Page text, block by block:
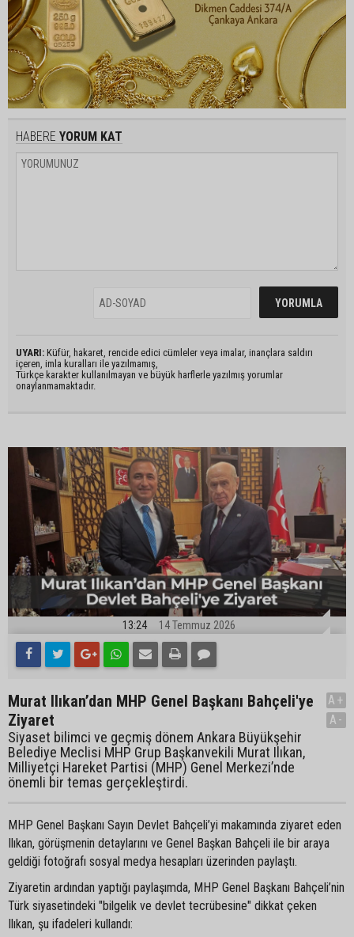
HABERE YORUM KAT
UYARI: Küfür, hakaret, rencide edici cümleler veya imalar, inançlara saldırı
içeren, imla kuralları ile yazılmamış,
Türkçe karakter kullanılmayan ve büyük harflerle yazılmış yorumlar
onaylanmamaktadır.
13:24 14 Temmuz 2026
Murat Ilıkan’dan MHP Genel Başkanı Bahçeli'ye
Ziyaret
Siyaset bilimci ve geçmiş dönem Ankara Büyükşehir
Belediye Meclisi MHP Grup Başkanvekili Murat Ilıkan,
Milliyetçi Hareket Partisi (MHP) Genel Merkezi’nde
önemli bir temas gerçekleştirdi.
A+
A-
MHP Genel Başkanı Sayın Devlet Bahçeli’yi makamında ziyaret eden
Ilıkan, görüşmenin detaylarını ve Genel Başkan Bahçeli ile bir araya
geldiği fotoğrafı sosyal medya hesapları üzerinden paylaştı.
Ziyaretin ardından yaptığı paylaşımda, MHP Genel Başkanı Bahçeli’nin
Türk siyasetindeki "bilgelik ve devlet tecrübesine" dikkat çeken
Ilıkan, şu ifadeleri kullandı: